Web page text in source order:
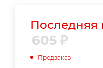
Последняя
605 ₽
Предзаказ